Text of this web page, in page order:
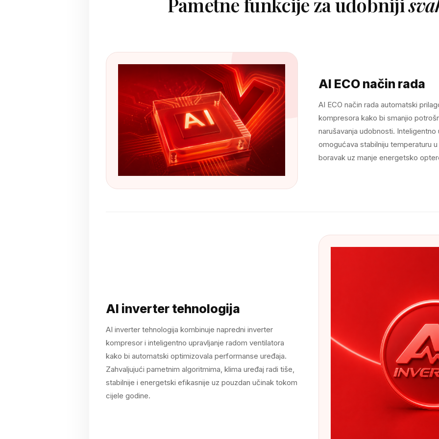
AI ECO način rada
AI ECO način rada automatski
kompresora kako bi smanjio
narušavanja udobnosti. Inteligentno
omogućava stabilniju temperaturu
boravak uz manje energetsko
AI inverter tehnologija
AI inverter tehnologija kombinuje napredni inverter
kompresor i inteligentno upravljanje radom ventilatora
kako bi automatski optimizovala performanse uređaja.
Zahvaljujući pametnim algoritmima, klima uređaj radi tiše,
stabilnije i energetski efikasnije uz pouzdan učinak tokom
cijele godine.